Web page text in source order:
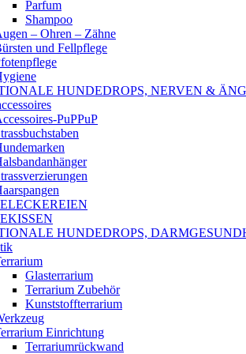
Parfum
Shampoo
– Ohren – Zähne
und Fellpflege
HUNDEDROPS, NERVEN &
PuPPuP
HUNDEDROPS,
Glasterrarium
Terrarium Zubehör
Kunststoffterrarium
Einrichtung
Terrariumrückwand